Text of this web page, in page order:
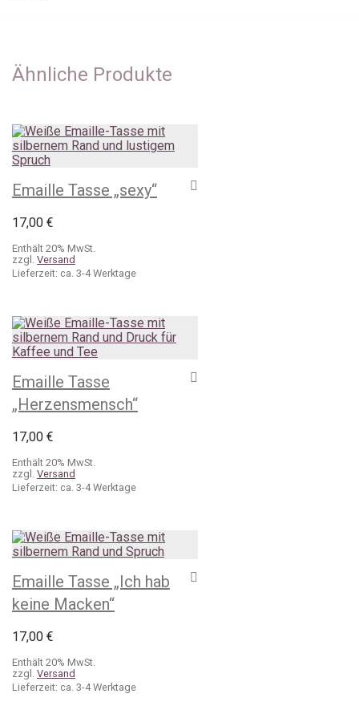
Ähnliche Produkte
Emaille Tasse „sexy“
17,00 €
Enthält 20% MwSt.
zzgl. Versand
Lieferzeit: ca. 3-4 Werktage
Emaille Tasse
„Herzensmensch“
17,00 €
Enthält 20% MwSt.
zzgl. Versand
Lieferzeit: ca. 3-4 Werktage
Emaille Tasse „Ich hab
keine Macken“
17,00 €
Enthält 20% MwSt.
zzgl. Versand
Lieferzeit: ca. 3-4 Werktage